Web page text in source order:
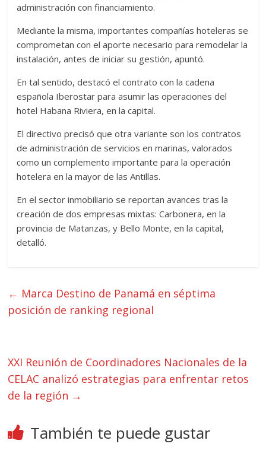
administración con financiamiento.
Mediante la misma, importantes compañías hoteleras se
comprometan con el aporte necesario para remodelar la
instalación, antes de iniciar su gestión, apuntó.
En tal sentido, destacó el contrato con la cadena
española Iberostar para asumir las operaciones del
hotel Habana Riviera, en la capital.
El directivo precisó que otra variante son los contratos
de administración de servicios en marinas, valorados
como un complemento importante para la operación
hotelera en la mayor de las Antillas.
En el sector inmobiliario se reportan avances tras la
creación de dos empresas mixtas: Carbonera, en la
provincia de Matanzas, y Bello Monte, en la capital,
detalló.
← Marca Destino de Panamá en séptima
posición de ranking regional
XXI Reunión de Coordinadores Nacionales de la
CELAC analizó estrategias para enfrentar retos
de la región →
También te puede gustar